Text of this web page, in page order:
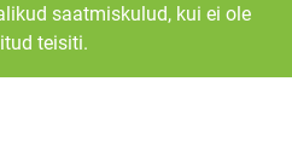
saatmiskulud, kui ei ole
teisiti.